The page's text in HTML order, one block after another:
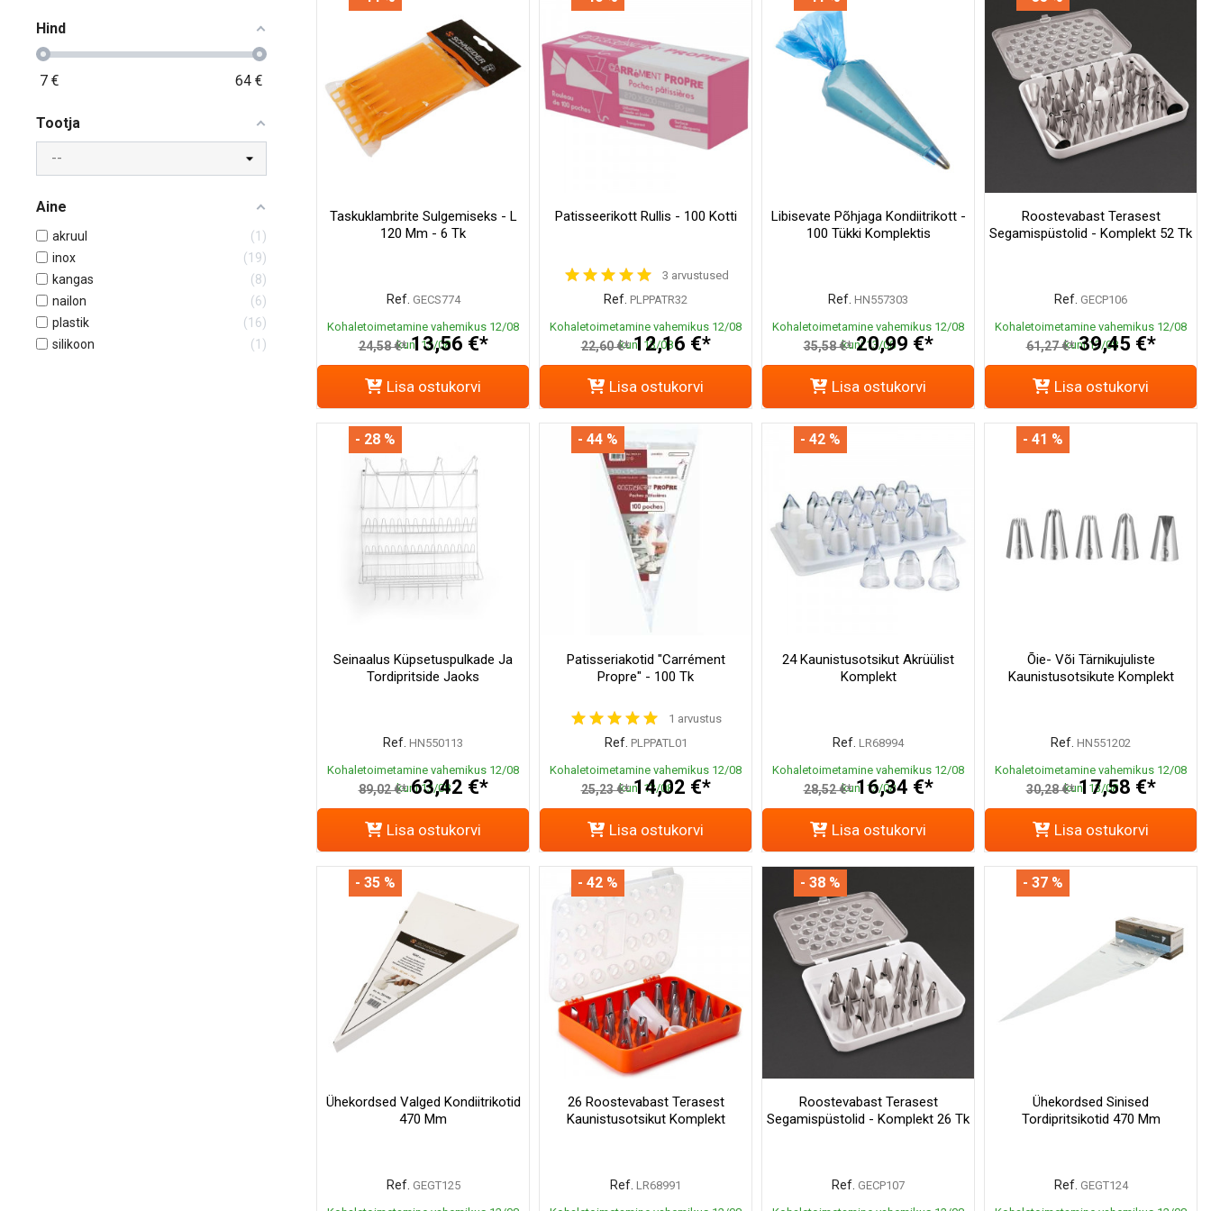
Hind
7 € 64 €
Tootja
Aine
akruul
1
inox
19
kangas
8
nailon
6
plastik
16
silikoon
1
Taskuklambrite Sulgemiseks - L
120 Mm - 6 Tk
Ref. GECS774
Kohaletoimetamine vahemikus 12/08
kuni 13/08
24,58 €* 13,56 €*
Lisa ostukorvi
Patisseerikott Rullis - 100 Kotti
3 arvustused
Ref. PLPPATR32
Kohaletoimetamine vahemikus 12/08
kuni 13/08
22,60 €* 12,16 €*
Lisa ostukorvi
Libisevate Põhjaga Kondiitrikott -
100 Tükki Komplektis
Ref. HN557303
Kohaletoimetamine vahemikus 12/08
kuni 13/08
35,58 €* 20,99 €*
Lisa ostukorvi
Roostevabast Terasest
Segamispüstolid - Komplekt 52 Tk
Ref. GECP106
Kohaletoimetamine vahemikus 12/08
kuni 13/08
61,27 €* 39,45 €*
Lisa ostukorvi
Seinaalus Küpsetuspulkade Ja
Tordipritside Jaoks
Ref. HN550113
Kohaletoimetamine vahemikus 12/08
kuni 13/08
89,02 €* 63,42 €*
- 28 %
Lisa ostukorvi
Patisseriakotid "Carrément
Propre" - 100 Tk
1 arvustus
Ref. PLPPATL01
Kohaletoimetamine vahemikus 12/08
kuni 13/08
25,23 €* 14,02 €*
- 44 %
Lisa ostukorvi
24 Kaunistusotsikut Akrüülist
Komplekt
Ref. LR68994
Kohaletoimetamine vahemikus 12/08
kuni 13/08
28,52 €* 16,34 €*
- 42 %
Lisa ostukorvi
Õie- Või Tärnikujuliste
Kaunistusotsikute Komplekt
Ref. HN551202
Kohaletoimetamine vahemikus 12/08
kuni 13/08
30,28 €* 17,58 €*
- 41 %
Lisa ostukorvi
Ühekordsed Valged Kondiitrikotid
470 Mm
Ref. GEGT125
- 35 %
26 Roostevabast Terasest
Kaunistusotsikut Komplekt
Ref. LR68991
- 42 %
Roostevabast Terasest
Segamispüstolid - Komplekt 26 Tk
Ref. GECP107
- 38 %
Ühekordsed Sinised
Tordipritsikotid 470 Mm
Ref. GEGT124
- 37 %